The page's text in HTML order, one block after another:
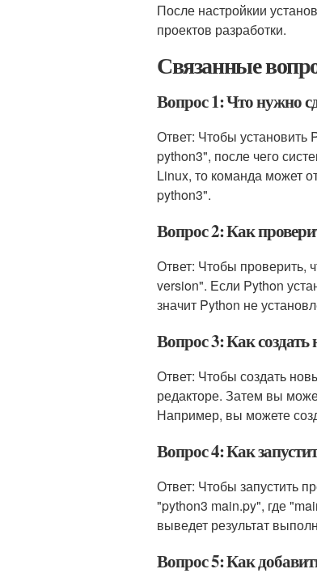
После настройкии
проектов разработки.
Связанные
Вопрос 1: Что нужно
Ответ: Чтобы установить
python3", после чего
Linux, то команда может
python3".
Вопрос 2: Как
Ответ: Чтобы проверить,
version". Если Python
значит Python не
Вопрос 3: Как
Ответ: Чтобы создать
редакторе. Затем вы
Например, вы можете
Вопрос 4: Как
Ответ: Чтобы запустить
"python3 main.py", где
выведет результат
Вопрос 5: Как